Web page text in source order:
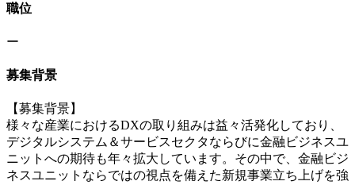
職位
ー
募集背景
【募集背景】
様々な産業におけるDXの取り組みは益々活発化しており、
デジタルシステム＆サービスセクタならびに金融ビジネスユ
ニットへの期待も年々拡大しています。その中で、金融ビジ
ネスユニットならではの視点を備えた新規事業立ち上げを強